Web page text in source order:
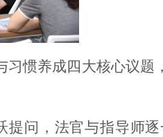
惯养成四大核心议题
问，法官与指导师